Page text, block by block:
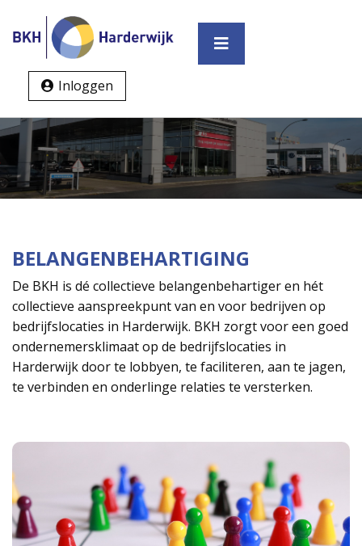
Inloggen
BELANGENBEHARTIGING
De BKH is dé collectieve belangenbehartiger en hét
collectieve aanspreekpunt van en voor bedrijven op
bedrijfslocaties in Harderwijk. BKH zorgt voor een goed
ondernemersklimaat op de bedrijfslocaties in
Harderwijk door te lobbyen, te faciliteren, aan te jagen,
te verbinden en onderlinge relaties te versterken.